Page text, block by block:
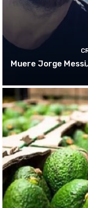
Muere Jorge